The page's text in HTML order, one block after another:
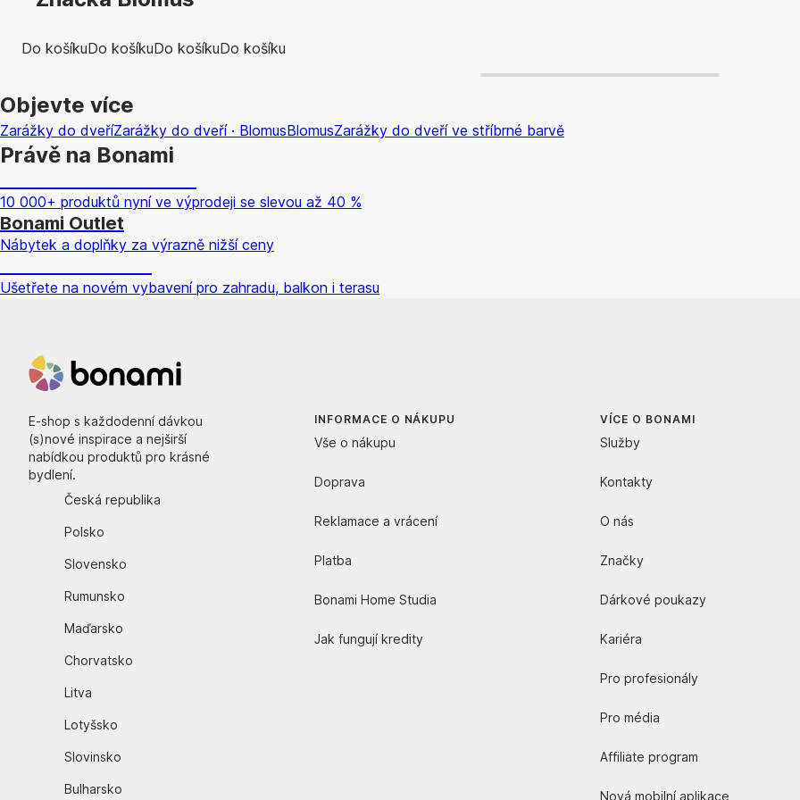
Do košíkuDo košíkuDo košíkuDo košíku
Objevte více
Zarážky do dveříZarážky do dveří · BlomusBlomusZarážky do dveří ve stříbrné barvě
Právě na Bonami
10 000+ produktů nyní ve výprodeji se slevou až 40 %
Bonami Outlet
Nábytek a doplňky za výrazně nižší ceny
Ušetřete na novém vybavení pro zahradu, balkon i terasu
E-shop s každodenní dávkou
(s)nové inspirace a nejširší
nabídkou produktů pro krásné
bydlení.
Česká republika
Polsko
Slovensko
Rumunsko
Maďarsko
Chorvatsko
Litva
Lotyšsko
Slovinsko
Bulharsko
INFORMACE O NÁKUPU
Vše o nákupu
Doprava
Reklamace a vrácení
Platba
Bonami Home Studia
Jak fungují kredity
VÍCE O BONAMI
Služby
Kontakty
O nás
Značky
Dárkové poukazy
Kariéra
Pro profesionály
Pro média
Affiliate program
Nová mobilní aplikace